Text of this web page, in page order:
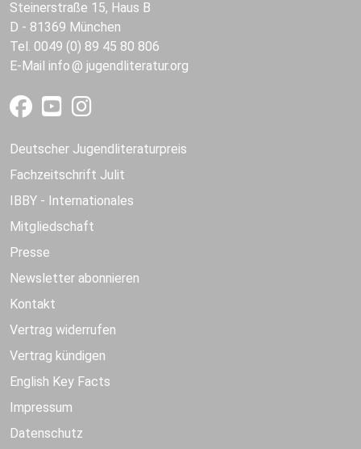
Steinerstraße 15, Haus B
D - 81369 München
Tel. 0049 (0) 89 45 80 806
E-Mail info jugendliteratur.org
Deutscher Jugendliteraturpreis
Fachzeitschrift Julit
IBBY - Internationales
Mitgliedschaft
Presse
Newsletter abonnieren
Kontakt
Vertrag widerrufen
Vertrag kündigen
English Key Facts
Impressum
Datenschutz